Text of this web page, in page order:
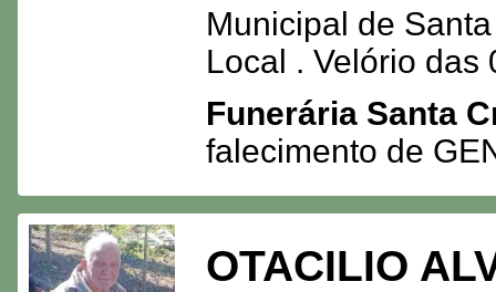
Municipal de
Local . Velório das
Funerária Santa
falecimento de
OTACILIO